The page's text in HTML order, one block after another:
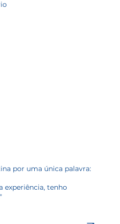
por uma única palavra:
experiência, tenho